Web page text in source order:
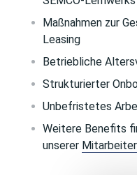
Maßnahmen zur
Leasing
Betriebliche
Strukturierter
Unbefristetes
Weitere Benefits
unserer